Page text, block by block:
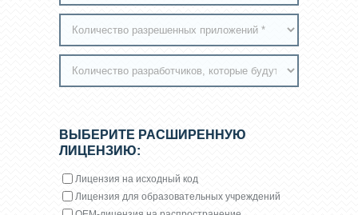
ВЫБЕРИТЕ РАСШИРЕННУЮ
ЛИЦЕНЗИЮ:
Лицензия на исходный код
Лицензия для образовательных учреждений